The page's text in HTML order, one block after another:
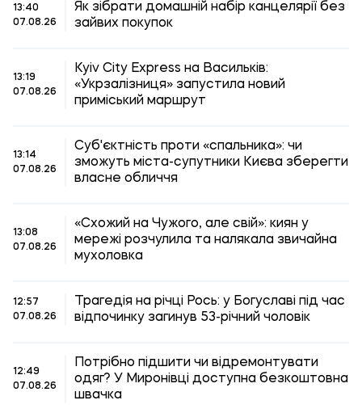
13:40
07.08.26
Як зібрати домашній набір канцелярії без
зайвих покупок
13:19
07.08.26
Kyiv City Express на Васильків:
«Укрзалізниця» запустила новий
приміський маршрут
13:14
07.08.26
Суб'єктність проти «спальника»: чи
зможуть міста-супутники Києва зберегти
власне обличчя
13:08
07.08.26
«Схожий на Чужого, але свій»: киян у
мережі розчулила та налякала звичайна
мухоловка
12:57
07.08.26
Трагедія на річці Рось: у Богуславі під час
відпочинку загинув 53-річний чоловік
12:49
07.08.26
Потрібно підшити чи відремонтувати
одяг? У Миронівці доступна безкоштовна
швачка